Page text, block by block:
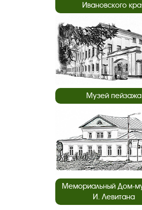
Ивановского
Музей пейзажа
Мемориальный Дом-
И. Левитана